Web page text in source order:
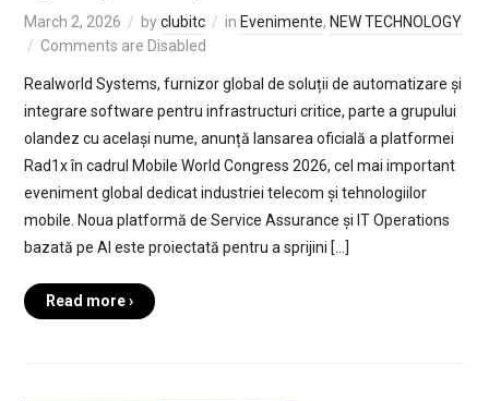
March 2, 2026 byclubitc in Evenimente, NEW TECHNOLOGY
Comments are Disabled
Realworld Systems, furnizor global de soluții de automatizare și
integrare software pentru infrastructuri critice, parte a grupului
olandez cu același nume, anunță lansarea oficială a platformei
Rad1x în cadrul Mobile World Congress 2026, cel mai important
eveniment global dedicat industriei telecom și tehnologiilor
mobile. Noua platformă de Service Assurance și IT Operations
bazată pe AI este proiectată pentru a sprijini […]
Read more ›